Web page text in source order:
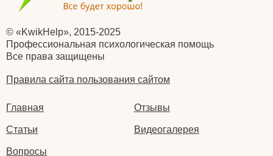
© «KwikHelp», 2015-2025
Профессиональная психологическая помощь
Все права защищены
Правила сайта пользования сайтом
Главная Отзывы
Статьи Видеогалерея
Вопросы